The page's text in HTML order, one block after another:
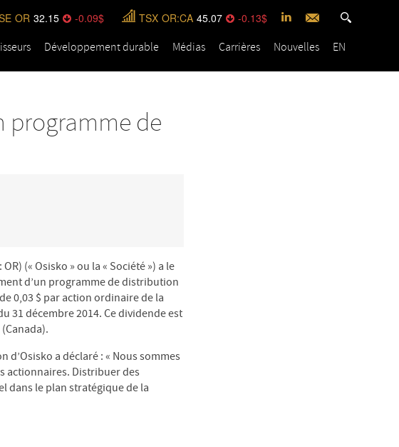
OR 32.15 -0.09 TSX OR:CA 45.07 -0.13
Développement durable Médias Carrières Nouvelles EN
programme de
(« Osisko » ou la « Société ») a le
d’un programme de distribution
0,03 $ par action ordinaire de la
31 décembre 2014. Ce dividende est
a déclaré : « Nous sommes
actionnaires. Distribuer des
dans le plan stratégique de la